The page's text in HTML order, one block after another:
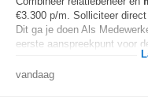
€3.300 p/m. Solliciteer
Dit ga je doen Als
eerste aanspreekpunt voor
vandaag